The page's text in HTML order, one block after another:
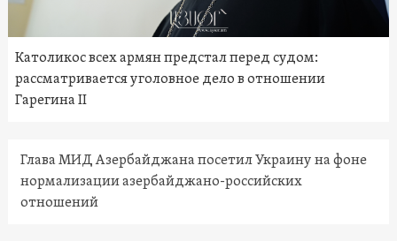
Католикос всех армян предстал перед судом:
рассматривается уголовное дело в отношении
Гарегина II
Глава МИД Азербайджана посетил Украину на фоне
нормализации азербайджано-российских
отношений